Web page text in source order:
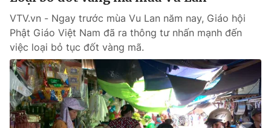
VTV.vn - Ngay trước mùa Vu Lan năm nay, Giáo hội
Phật Giáo Việt Nam đã ra thông tư nhấn mạnh đến
việc loại bỏ tục đốt vàng mã.